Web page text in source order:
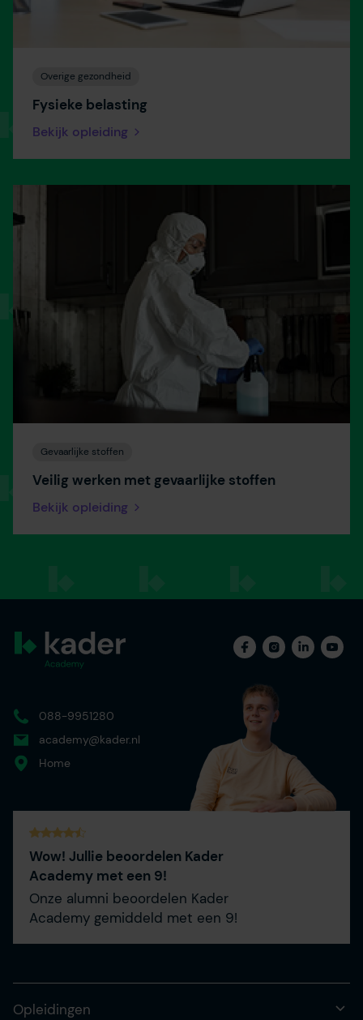
Overige gezondheid
Fysieke belasting
Bekijk opleiding
Gevaarlijke stoffen
Veilig werken met gevaarlijke stoffen
Bekijk opleiding
088-9951280
academy@kader.nl
Home
Wow! Jullie beoordelen Kader
Academy met een 9!
Onze alumni beoordelen Kader
Academy gemiddeld met een 9!
Opleidingen